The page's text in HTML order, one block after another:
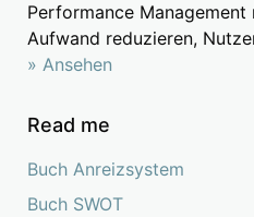
Performance
Aufwand reduzieren,
» Ansehen
Read me
Buch Anreizsystem
Buch SWOT